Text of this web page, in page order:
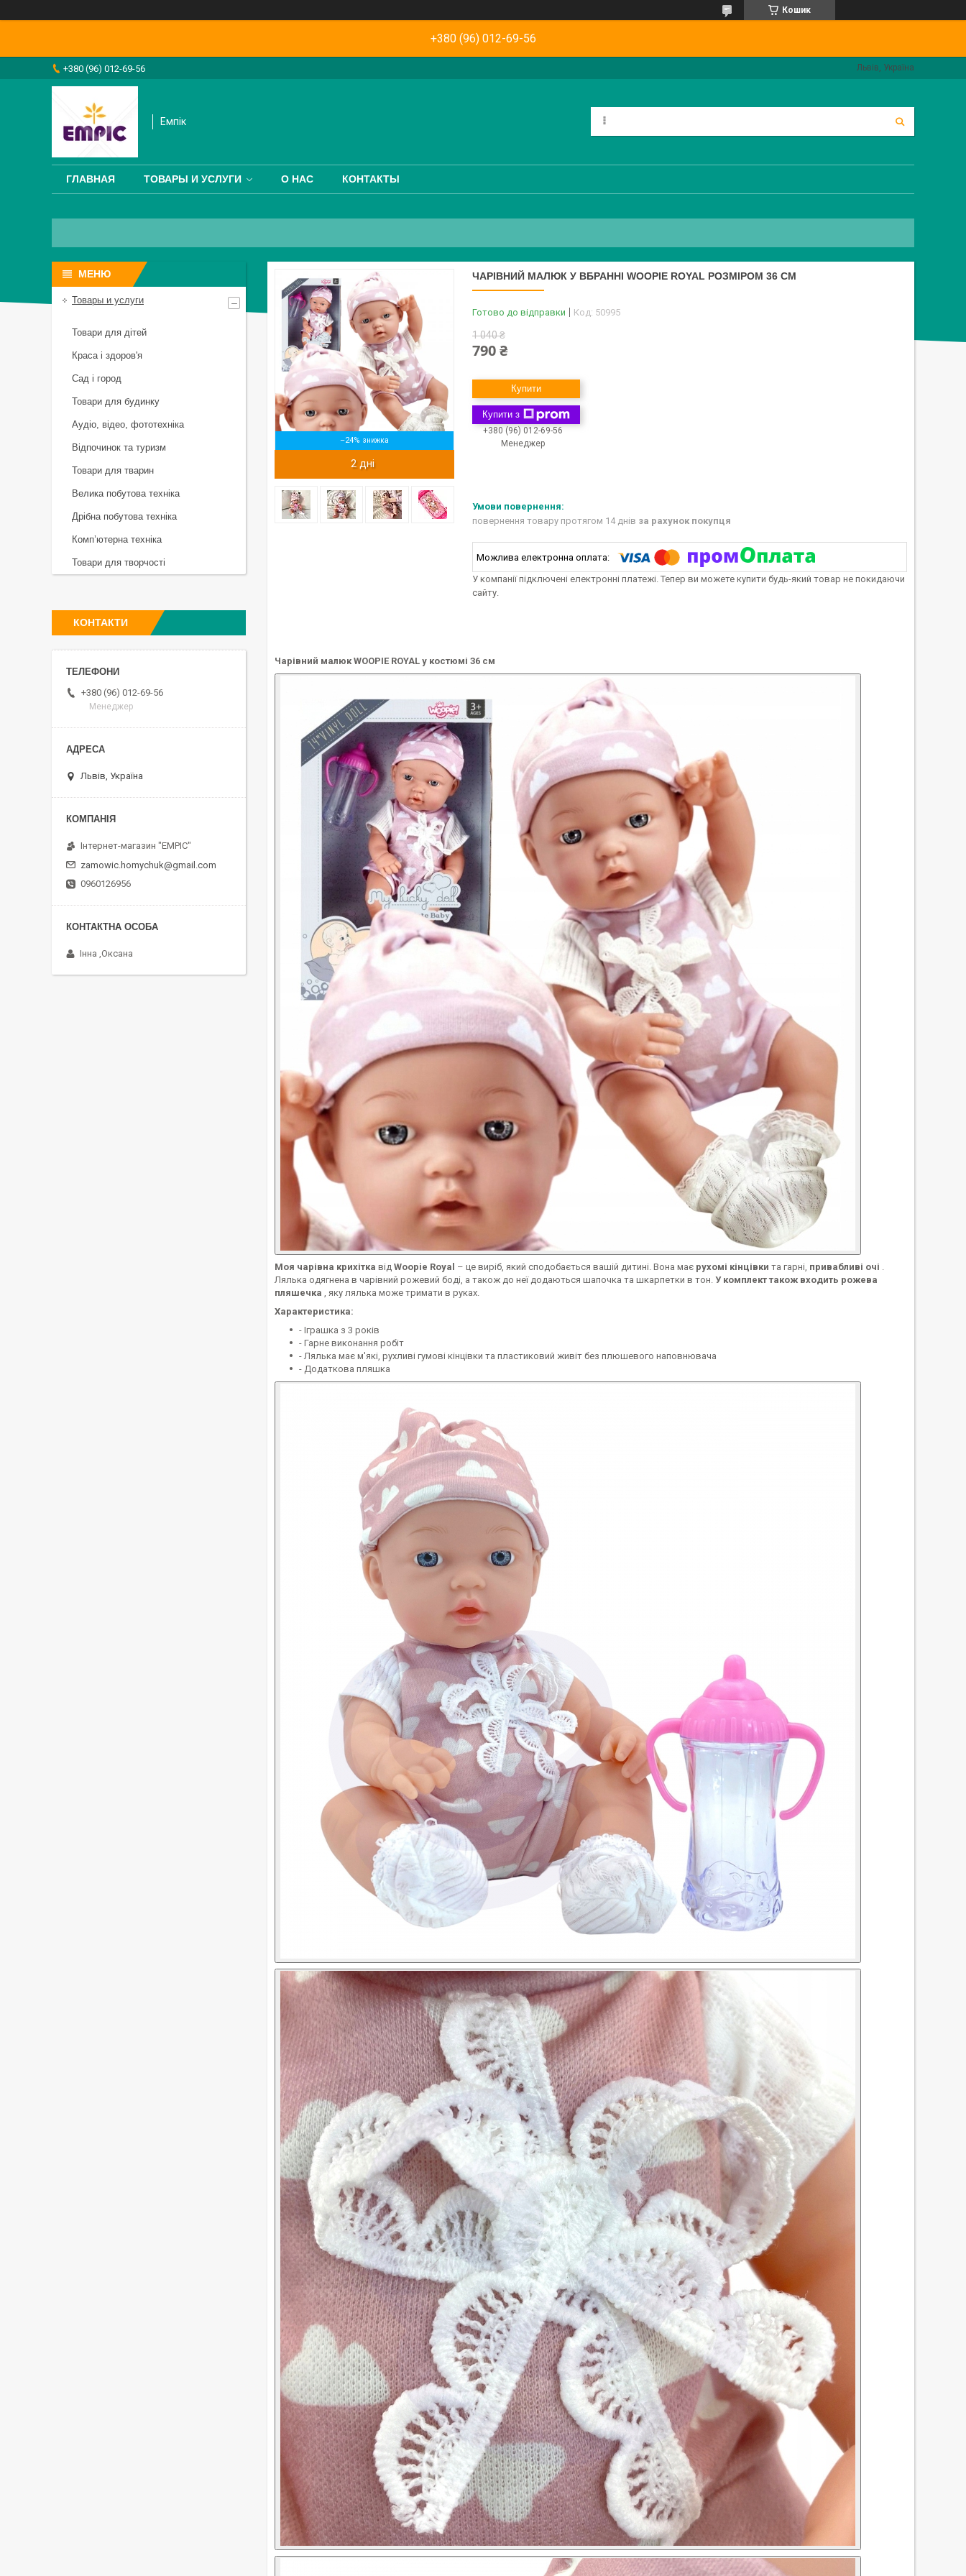
Кошик
+380 (96) 012-69-56
+380 (96) 012-69-56 Львів, Україна
Емпік
ГЛАВНАЯ ТОВАРЫ И УСЛУГИ О НАС КОНТАКТЫ
–24%
2 дні
ЧАРІВНИЙ МАЛЮК У ВБРАННІ WOOPIE ROYAL РОЗМІРОМ 36 СМ
Готово до відправки Код: 50995
1 040 ₴
790 ₴
Купити
Купити з
+380 (96) 012-69-56
Менеджер
повернення товару протягом 14 днів за рахунок покупця
У компанії підключені електронні платежі. Тепер ви можете купити будь-який товар не покидаючи
сайту.
Чарівний малюк WOOPIE ROYAL у костюмі 36 см
Моя чарівна крихітка від Woopie Royal – це виріб, який сподобається вашій дитині. Вона має рухомі кінцівки та гарні, привабливі очі .
Лялька одягнена в чарівний рожевий боді, а також до неї додаються шапочка та шкарпетки в тон. У комплект також входить рожева
пляшечка , яку лялька може тримати в руках.
Характеристика:
- Іграшка з 3 років
- Гарне виконання робіт
- Лялька має м'які, рухливі гумові кінцівки та пластиковий живіт без плюшевого наповнювача
- Додаткова пляшка
Товары и услуги
Товари для дітей
Краса і здоров'я
Сад і город
Товари для будинку
Аудіо, відео, фототехніка
Відпочинок та туризм
Товари для тварин
Велика побутова техніка
Дрібна побутова техніка
Комп’ютерна техніка
Товари для творчості
КОНТАКТИ
+380 (96) 012-69-56
Менеджер
Львів, Україна
Інтернет-магазин "EMPIC"
zamowic.homychuk@gmail.com
0960126956
Інна ,Оксана